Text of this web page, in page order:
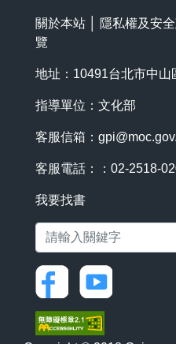
關於本站 隱私權及安
覽
地址：10491台北市中山
指導單位：文化部
客服信箱：
客服電話：：02-2518-
我要找書